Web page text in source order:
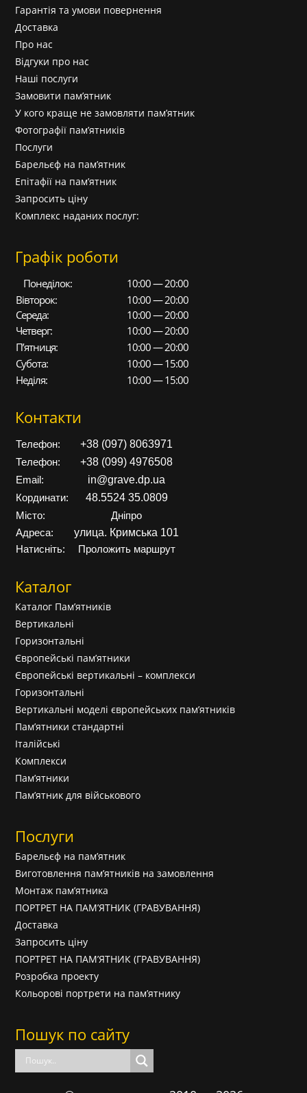
Гарантія та умови повернення
Доставка
Про нас
Відгуки про нас
Наші послуги
Замовити пам’ятник
У кого краще не замовляти пам’ятник
Фотографії пам’ятників
Послуги
Барельєф на пам’ятник
Епітафії на пам’ятник
Запросить ціну
Комплекс наданих послуг:
Графік роботи
Понеділок:
10:00 — 20:00
Вівторок:
10:00 — 20:00
Середа:
10:00 — 20:00
Четверг:
10:00 — 20:00
П’ятниця:
10:00 — 20:00
Субота:
10:00 — 15:00
Неділя:
10:00 — 15:00
Контакти
Телефон: +38 (097) 8063971
Телефон: +38 (099) 4976508
Email: in@grave.dp.ua
Кординати: 48.5524 35.0809
Місто:
Дніпро
Адреса:
улица. Кримська 101
Натисніть: Проложить маршрут
Каталог
Каталог Пам’ятників
Вертикальні
Горизонтальні
Європейські пам’ятники
Європейські вертикальні – комплекси
Горизонтальні
Вертикальні моделі європейських пам’ятників
Пам’ятники стандартні
Італійські
Комплекси
Пам’ятники
Пам’ятник для військового
Послуги
Барельєф на пам’ятник
Виготовлення пам’ятників на замовлення
Монтаж пам’ятника
ПОРТРЕТ НА ПАМ’ЯТНИК (ГРАВУВАННЯ)
Доставка
Запросить ціну
ПОРТРЕТ НА ПАМ’ЯТНИК (ГРАВУВАННЯ)
Розробка проекту
Кольорові портрети на пам’ятнику
Пошук по сайту